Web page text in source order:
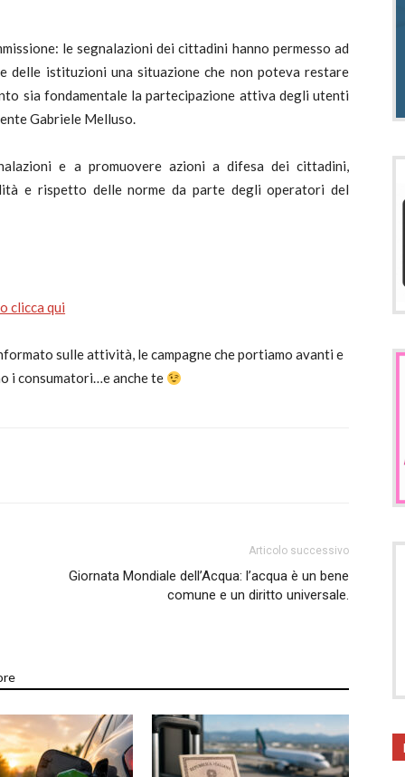
le segnalazioni dei cittadini hanno permesso ad
delle istituzioni una situazione che non poteva restare
sia fondamentale la partecipazione attiva degli utenti
Gabriele Melluso.
e a promuovere azioni a difesa dei cittadini,
e rispetto delle norme da parte degli operatori del
clicca qui
sulle attività, le campagne che portiamo avanti e
i consumatori…e anche te
Articolo successivo
Giornata Mondiale dell’Acqua: l’acqua è un bene
comune e un diritto universale.